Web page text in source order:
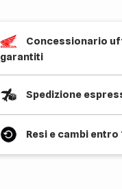
Concessionario
garantiti
Spedizione
Resi e cambi entro